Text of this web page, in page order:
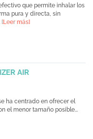
que permite inhalar los
pura y directa, sin
[Leer más]
AIR
ha centrado en ofrecer el
el menor tamaño posible...